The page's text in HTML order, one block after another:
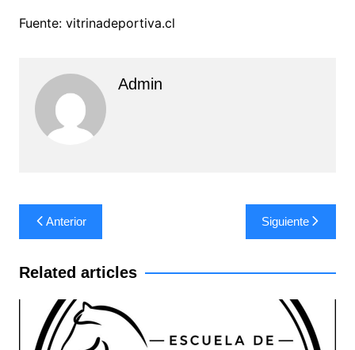
Fuente: vitrinadeportiva.cl
Admin
Navegación
de
entradas
Anterior Siguiente
Related articles